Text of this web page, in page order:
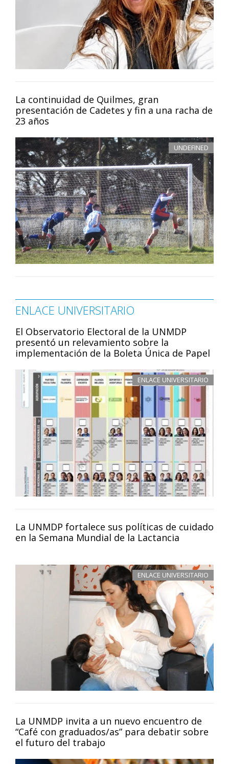
La continuidad de Quilmes, gran
presentación de Cadetes y fin a una racha de
23 años
UNDEFINED
ENLACE UNIVERSITARIO
El Observatorio Electoral de la UNMDP
presentó un relevamiento sobre la
implementación de la Boleta Única de Papel
ENLACE UNIVERSITARIO
La UNMDP fortalece sus políticas de cuidado
en la Semana Mundial de la Lactancia
ENLACE UNIVERSITARIO
La UNMDP invita a un nuevo encuentro de
“Café con graduados/as” para debatir sobre
el futuro del trabajo